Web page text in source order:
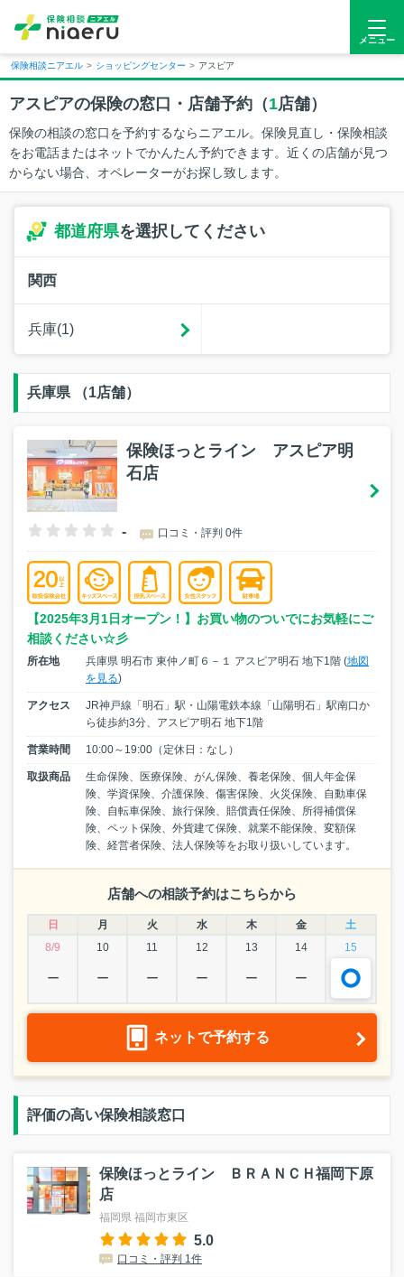
メニュー
保険相談ニアエル > ショッピングセンター > アスピア
アスピアの保険の窓口・店舗予約（1店舗）
保険の相談の窓口を予約するならニアエル。保険見直し・保険相談
をお電話またはネットでかんたん予約できます。近くの店舗が見つ
からない場合、オペレーターがお探し致します。
都道府県を選択してください
関西
兵庫(1)
兵庫県 （1店舗）
保険ほっとライン アスピア明
石店
- 口コミ・評判 0件
【2025年3月1日オープン！】お買い物のついでにお気軽にご
相談ください☆彡
所在地 兵庫県 明石市 東仲ノ町６－１ アスピア明石 地下1階 (地図
を見る)
アクセス
JR神戸線「明石」駅・山陽電鉄本線「山陽明石」駅南口か
ら徒歩約3分、アスピア明石 地下1階
営業時間 10:00～19:00（定休日：なし）
取扱商品
生命保険、医療保険、がん保険、養老保険、個人年金保
険、学資保険、介護保険、傷害保険、火災保険、自動車保
険、自転車保険、旅行保険、賠償責任保険、所得補償保
険、ペット保険、外貨建て保険、就業不能保険、変額保
険、経営者保険、法人保険等をお取り扱いしています。
店舗への相談予約はこちらから
日 月 火 水 木 金
土
8/9
10 11 12 13 14 15
ー ー ー ー ー ー
ネットで予約する
評価の高い保険相談窓口
保険ほっとライン ＢＲＡＮＣＨ福岡下原
店
福岡県 福岡市東区
5.0
口コミ・評判 1件